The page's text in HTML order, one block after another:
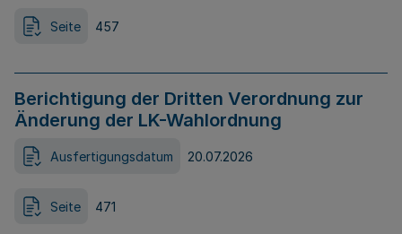
Seite 457
Berichtigung der Dritten Verordnung zur
Änderung der LK-Wahlordnung
Ausfertigungsdatum 20.07.2026
Seite 471